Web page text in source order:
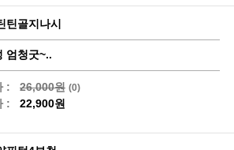
틴골지나시
엄청굿~..
: 26,000원 (0)
: 22,900원